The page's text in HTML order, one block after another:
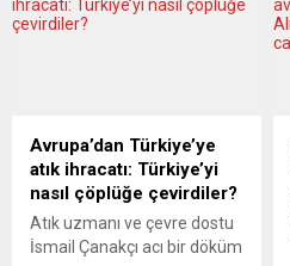
Avrupa’dan Türkiye’ye
atık ihracatı: Türkiye’yi
nasıl çöplüğe çevirdiler?
Atık uzmanı ve çevre dostu
İsmail Çanakçı acı bir döküm